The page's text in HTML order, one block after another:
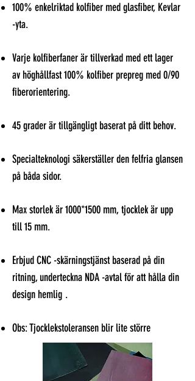
100% enkelriktad kolfiber med glasfiber, Kevlar
-yta.
Varje kolfiberfaner är tillverkad med ett lager
av höghållfast 100% kolfiber prepreg med 0/90
fiberorientering.
45 grader är tillgängligt baserat på ditt behov.
Specialteknologi säkerställer den felfria glansen
på båda sidor.
Max storlek är 1000*1500 mm, tjocklek är upp
till 15 mm.
Erbjud CNC -skärningstjänst baserad på din
ritning, underteckna NDA -avtal för att hålla din
design hemlig .
Obs: Tjocklekstoleransen blir lite större